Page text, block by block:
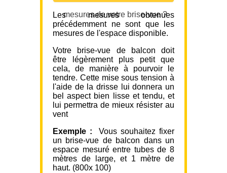
mesures de votre brise-vue ?
Les mesures obtenues
précédemment ne sont que les
mesures de l'espace disponible.
Votre brise-vue de balcon doit
être légèrement plus petit que
cela, de manière à pourvoir le
tendre. Cette mise sous tension à
l'aide de la drisse lui donnera un
bel aspect bien lisse et tendu, et
lui permettra de mieux résister au
vent
Exemple :
Vous souhaitez fixer
un brise-vue de balcon dans un
espace mesuré entre tubes de 8
mètres de large, et 1 mètre de
haut. (800x 100)